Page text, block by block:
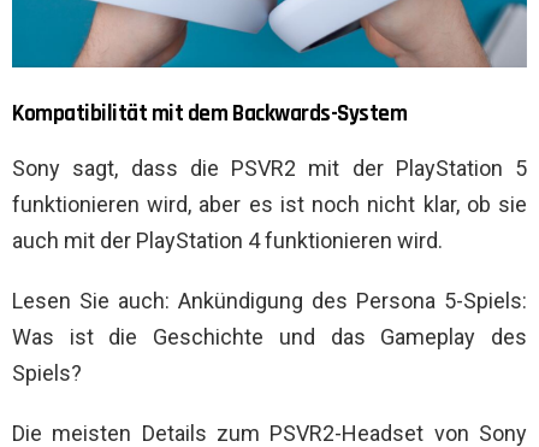
Kompatibilität mit dem Backwards-System
Sony sagt, dass die PSVR2 mit der PlayStation 5
funktionieren wird, aber es ist noch nicht klar, ob sie
auch mit der PlayStation 4 funktionieren wird.
Lesen Sie auch: Ankündigung des Persona 5-Spiels:
Was ist die Geschichte und das Gameplay des
Spiels?
Die meisten Details zum PSVR2-Headset von Sony